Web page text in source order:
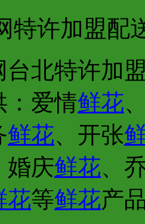
特许加盟
台北特许加
：爱情鲜花
鲜花、开张
婚庆鲜花、
花等鲜花产